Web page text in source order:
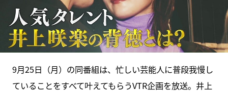
9月25日（月）の同番組は、忙しい芸能人に普段我慢し
ていることをすべて叶えてもらうVTR企画を放送。井上